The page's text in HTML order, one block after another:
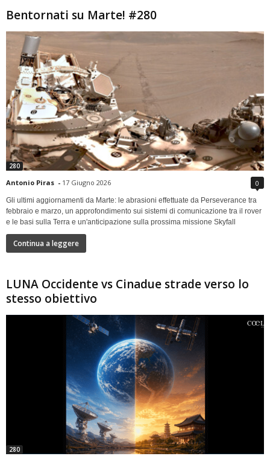
Bentornati su Marte! #280
280
Antonio Piras - 17 Giugno 2026 0
Gli ultimi aggiornamenti da Marte: le abrasioni effettuate da Perseverance tra
febbraio e marzo, un approfondimento sui sistemi di comunicazione tra il rover
e le basi sulla Terra e un'anticipazione sulla prossima missione Skyfall
Continua a leggere
LUNA Occidente vs Cinadue strade verso lo
stesso obiettivo
280